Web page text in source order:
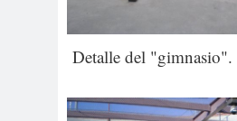
Detalle del "gimnasio".